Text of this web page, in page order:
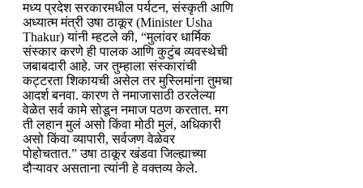
मध्य प्रदेश सरकारमधील पर्यटन, संस्कृती आणि
अध्यात्म मंत्री उषा ठाकूर (Minister Usha
Thakur) यांनी म्हटले की, “मुलांवर धार्मिक
संस्कार करणे ही पालक आणि कुटुंब व्यवस्थेची
जबाबदारी आहे. जर तुम्हाला संस्कारांची
कट्टरता शिकायची असेल तर मुस्लिमांना तुमचा
आदर्श बनवा. कारण ते नमाजासाठी ठरलेल्या
वेळेत सर्व कामे सोडून नमाज पठण करतात. मग
ती लहान मुलं असो किंवा मोठी मुलं, अधिकारी
असो किंवा व्यापारी, सर्वजण वेळेवर
पोहोचतात.” उषा ठाकूर खंडवा जिल्ह्याच्या
दौऱ्यावर असताना त्यांनी हे वक्तव्य केले.